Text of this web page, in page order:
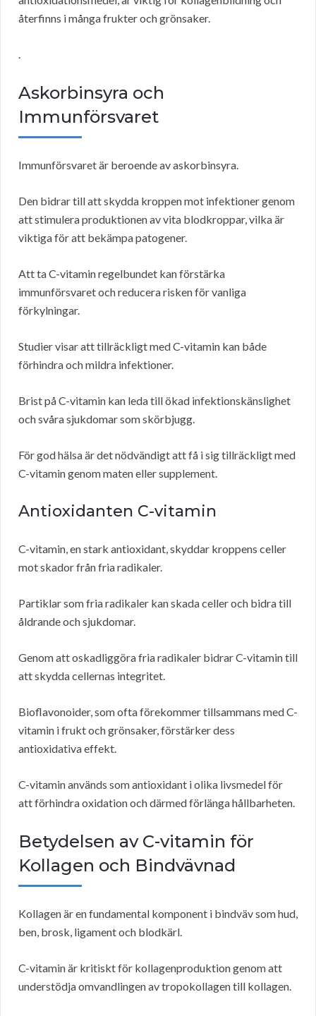
återfinns i många frukter och grönsaker.
.
Askorbinsyra och
Immunförsvaret
Immunförsvaret är beroende av askorbinsyra.
Den bidrar till att skydda kroppen mot infektioner genom
att stimulera produktionen av vita blodkroppar, vilka är
viktiga för att bekämpa patogener.
Att ta C-vitamin regelbundet kan förstärka
immunförsvaret och reducera risken för vanliga
förkylningar.
Studier visar att tillräckligt med C-vitamin kan både
förhindra och mildra infektioner.
Brist på C-vitamin kan leda till ökad infektionskänslighet
och svåra sjukdomar som skörbjugg.
För god hälsa är det nödvändigt att få i sig tillräckligt med
C-vitamin genom maten eller supplement.
Antioxidanten C-vitamin
C-vitamin, en stark antioxidant, skyddar kroppens celler
mot skador från fria radikaler.
Partiklar som fria radikaler kan skada celler och bidra till
åldrande och sjukdomar.
Genom att oskadliggöra fria radikaler bidrar C-vitamin till
att skydda cellernas integritet.
Bioflavonoider, som ofta förekommer tillsammans med C-
vitamin i frukt och grönsaker, förstärker dess
antioxidativa effekt.
C-vitamin används som antioxidant i olika livsmedel för
att förhindra oxidation och därmed förlänga hållbarheten.
Betydelsen av C-vitamin för
Kollagen och Bindvävnad
Kollagen är en fundamental komponent i bindväv som hud,
ben, brosk, ligament och blodkärl.
C-vitamin är kritiskt för kollagenproduktion genom att
understödja omvandlingen av tropokollagen till kollagen.